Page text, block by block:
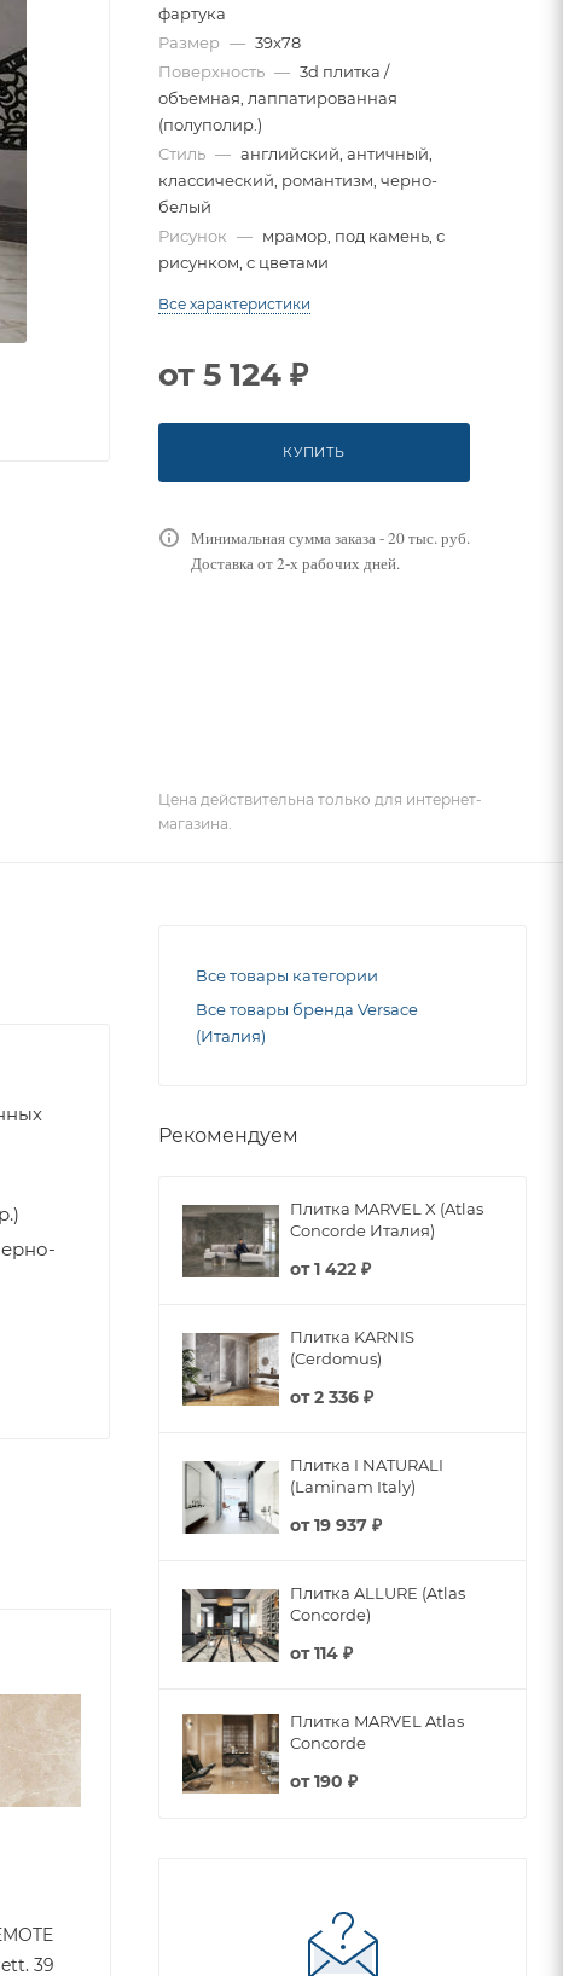
фартука
Размер — 39x78
Поверхность — 3d плитка /
объемная, лаппатированная
(полуполир.)
Стиль — английский, античный,
классический, романтизм, черно-
белый
Рисунок — мрамор, под камень, с
рисунком, с цветами
Все характеристики
от 5 124 ₽
КУПИТЬ
Минимальная сумма заказа - 20 тыс. руб.
Доставка от 2-х рабочих дней.
Цена действительна только для интернет-
магазина.
39
Все товары категории
Все товары бренда Versace
(Италия)
Рекомендуем
Плитка MARVEL X (Atlas
Concorde Италия)
от1 422 ₽
Плитка KARNIS
(Cerdomus)
от2 336 ₽
Плитка I NATURALI
(Laminam Italy)
от19 937 ₽
Плитка ALLURE (Atlas
Concorde)
от114 ₽
Плитка MARVEL Atlas
Concorde
от190 ₽